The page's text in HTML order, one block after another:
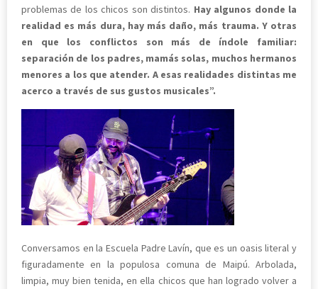
problemas de los chicos son distintos. Hay algunos donde la
realidad es más dura, hay más daño, más trauma. Y otras
en que los conflictos son más de índole familiar:
separación de los padres, mamás solas, muchos hermanos
menores a los que atender. A esas realidades distintas me
acerco a través de sus gustos musicales”.
Conversamos en la Escuela Padre Lavín, que es un oasis literal y
figuradamente en la populosa comuna de Maipú. Arbolada,
limpia, muy bien tenida, en ella chicos que han logrado volver a